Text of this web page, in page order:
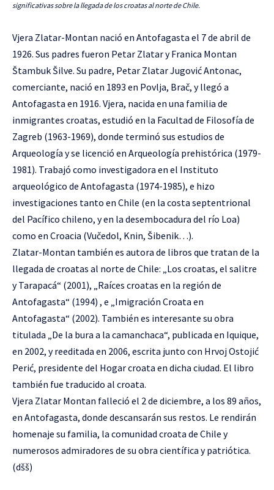
significativas sobre la llegada de los croatas al norte de Chile.
Vjera Zlatar-Montan nació en Antofagasta el 7 de abril de
1926. Sus padres fueron Petar Zlatar y Franica Montan
Štambuk Šilve. Su padre, Petar Zlatar Jugović Antonac,
comerciante, nació en 1893 en Povlja, Brač, y llegó a
Antofagasta en 1916. Vjera, nacida en una familia de
inmigrantes croatas, estudió en la Facultad de Filosofía de
Zagreb (1963-1969), donde terminó sus estudios de
Arqueología y se licenció en Arqueología prehistórica (1979-
1981). Trabajó como investigadora en el Instituto
arqueológico de Antofagasta (1974-1985), e hizo
investigaciones tanto en Chile (en la costa septentrional
del Pacífico chileno, y en la desembocadura del río Loa)
como en Croacia (Vučedol, Knin, Šibenik…).
Zlatar-Montan también es autora de libros que tratan de la
llegada de croatas al norte de Chile: „Los croatas, el salitre
y Tarapacá“ (2001), „Raíces croatas en la región de
Antofagasta“ (1994) , e „Imigración Croata en
Antofagasta“ (2002). También es interesante su obra
titulada „De la bura a la camanchaca“, publicada en Iquique,
en 2002, y reeditada en 2006, escrita junto con Hrvoj Ostojić
Perić, presidente del Hogar croata en dicha ciudad. El libro
también fue traducido al croata.
Vjera Zlatar Montan falleció el 2 de diciembre, a los 89 años,
en Antofagasta, donde descansarán sus restos. Le rendirán
homenaje su familia, la comunidad croata de Chile y
numerosos admiradores de su obra científica y patriótica.
(dšš)